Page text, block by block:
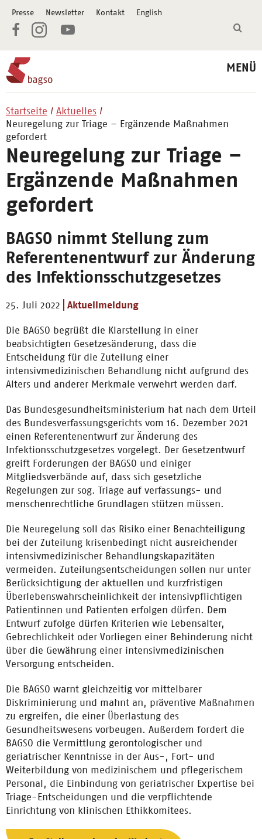
Presse Newsletter Kontakt English
MENÜ
Startseite
Aktuelles
Neuregelung zur Triage – Ergänzende Maßnahmen
gefordert
Neuregelung zur Triage –
Ergänzende Maßnahmen
gefordert
BAGSO nimmt Stellung zum
Referentenentwurf zur Änderung
des Infektionsschutzgesetzes
25. Juli 2022 Aktuellmeldung
Die BAGSO begrüßt die Klarstellung in einer
beabsichtigten Gesetzesänderung, dass die
Entscheidung für die Zuteilung einer
intensivmedizinischen Behandlung nicht aufgrund des
Alters und anderer Merkmale verwehrt werden darf.
Das Bundesgesundheitsministerium hat nach dem Urteil
des Bundesverfassungsgerichts vom 16. Dezember 2021
einen Referentenentwurf zur Änderung des
Infektionsschutzgesetzes vorgelegt. Der Gesetzentwurf
greift Forderungen der BAGSO und einiger
Mitgliedsverbände auf, dass sich gesetzliche
Regelungen zur sog. Triage auf verfassungs- und
menschenrechtliche Grundlagen stützen müssen.
Die Neuregelung soll das Risiko einer Benachteiligung
bei der Zuteilung krisenbedingt nicht ausreichender
intensivmedizinischer Behandlungskapazitäten
vermeiden. Zuteilungsentscheidungen sollen nur unter
Berücksichtigung der aktuellen und kurzfristigen
Überlebenswahrscheinlichkeit der intensivpflichtigen
Patientinnen und Patienten erfolgen dürfen. Dem
Entwurf zufolge dürfen Kriterien wie Lebensalter,
Gebrechlichkeit oder Vorliegen einer Behinderung nicht
über die Gewährung einer intensivmedizinischen
Versorgung entscheiden.
Die BAGSO warnt gleichzeitig vor mittelbarer
Diskriminierung und mahnt an, präventive Maßnahmen
zu ergreifen, die einer Überlastung des
Gesundheitswesens vorbeugen. Außerdem fordert die
BAGSO die Vermittlung gerontologischer und
geriatrischer Kenntnisse in der Aus-, Fort- und
Weiterbildung von medizinischem und pflegerischem
Personal, die Einbindung von geriatrischer Expertise bei
Triage-Entscheidungen und die verpflichtende
Einrichtung von klinischen Ethikkomitees.